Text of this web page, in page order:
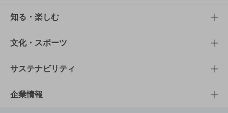
商品TOP
商品一覧
商品発売情報
栄養成分一覧
知る・楽しむ
知る・楽しむTOP
キャンペーン
工場見学
文化・スポーツ
文化・スポーツTOP
サントリーホール
サステナビリティ
サステナビリティTOP
企業情報